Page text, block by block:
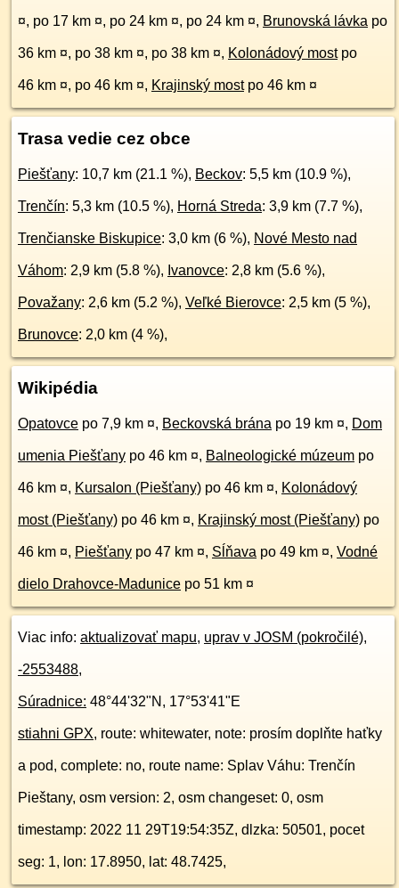
¤, po 17 km ¤, po 24 km ¤, po 24 km ¤, Brunovská lávka po
36 km ¤, po 38 km ¤, po 38 km ¤, Kolonádový most po
46 km ¤, po 46 km ¤, Krajinský most po 46 km ¤
Trasa vedie cez obce
Piešťany: 10,7 km (21.1 %), Beckov: 5,5 km (10.9 %),
Trenčín: 5,3 km (10.5 %), Horná Streda: 3,9 km (7.7 %),
Trenčianske Biskupice: 3,0 km (6 %), Nové Mesto nad
Váhom: 2,9 km (5.8 %), Ivanovce: 2,8 km (5.6 %),
Považany: 2,6 km (5.2 %), Veľké Bierovce: 2,5 km (5 %),
Brunovce: 2,0 km (4 %),
Wikipédia
Opatovce po 7,9 km ¤, Beckovská brána po 19 km ¤, Dom
umenia Piešťany po 46 km ¤, Balneologické múzeum po
46 km ¤, Kursalon (Piešťany) po 46 km ¤, Kolonádový
most (Piešťany) po 46 km ¤, Krajinský most (Piešťany) po
46 km ¤, Piešťany po 47 km ¤, Sĺňava po 49 km ¤, Vodné
dielo Drahovce-Madunice po 51 km ¤
Viac info: aktualizovať mapu, uprav v JOSM (pokročilé),
-2553488,
Súradnice: 48°44'32"N , 17°53'41"E
stiahni GPX, route: whitewater, note: prosím doplňte haťky
a pod, complete: no, route name: Splav Váhu: Trenčín
Pieštany, osm version: 2, osm changeset: 0, osm
timestamp: 2022 11 29T19:54:35Z, dlzka: 50501, pocet
seg: 1, lon: 17.8950, lat: 48.7425,